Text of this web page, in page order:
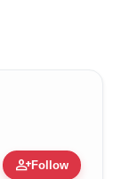
person_addFollow